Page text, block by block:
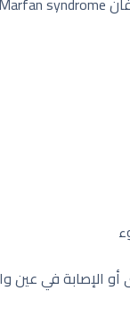
أو الإصابة في